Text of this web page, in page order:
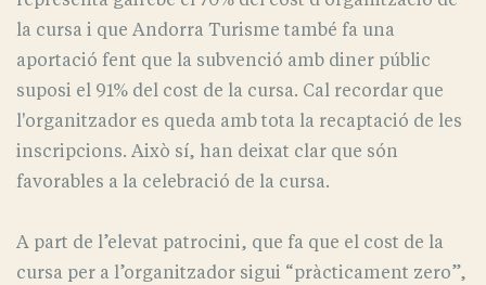
la cursa i que Andorra Turisme també fa una
aportació fent que la subvenció amb diner públic
suposi el 91% del cost de la cursa. Cal recordar que
l'organitzador es queda amb tota la recaptació de les
inscripcions. Això sí, han deixat clar que són
favorables a la celebració de la cursa.
A part de l’elevat patrocini, que fa que el cost de la
cursa per a l’organitzador sigui “pràcticament zero”,